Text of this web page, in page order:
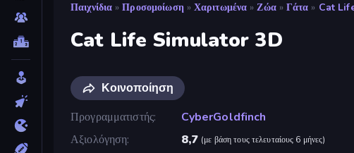
Παιχνίδια » Προσομοίωση » Χαριτωμένα » Ζώα » Γάτα » Cat
Cat Life Simulator 3D
Κοινοποίηση
Προγραμματιστής
CyberGoldfinch
Αξιολόγηση
8,7 (με βάση τους τελευταίους 6 μήνες)